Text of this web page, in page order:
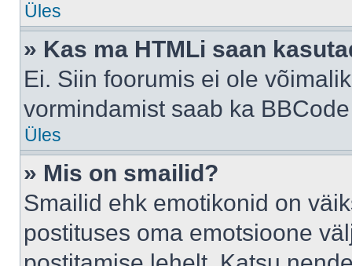
Üles
» Kas ma HTMLi saan
Ei. Siin foorumis ei ole
vormindamist saab ka
Üles
» Mis on smailid?
Smailid ehk emotikonid on
postituses oma emotsioone